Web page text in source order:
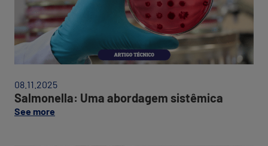
Uma
abordagem
sistêmica
08.11.2025
Salmonella: Uma abordagem sistêmica
See more